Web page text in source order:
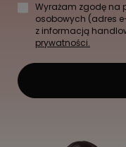
Wyrażam zgodę na
osobowych (adres
z informacją
prywatności.